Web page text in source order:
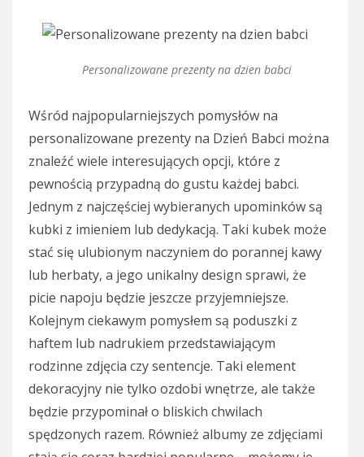
Personalizowane prezenty na dzien babci
Wśród najpopularniejszych pomysłów na
personalizowane prezenty na Dzień Babci można
znaleźć wiele interesujących opcji, które z
pewnością przypadną do gustu każdej babci.
Jednym z najczęściej wybieranych upominków są
kubki z imieniem lub dedykacją. Taki kubek może
stać się ulubionym naczyniem do porannej kawy
lub herbaty, a jego unikalny design sprawi, że
picie napoju będzie jeszcze przyjemniejsze.
Kolejnym ciekawym pomysłem są poduszki z
haftem lub nadrukiem przedstawiającym
rodzinne zdjęcia czy sentencje. Taki element
dekoracyjny nie tylko ozdobi wnętrze, ale także
będzie przypominał o bliskich chwilach
spędzonych razem. Również albumy ze zdjęciami